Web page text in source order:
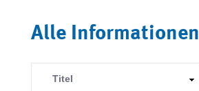
Alle Informationen
Titel